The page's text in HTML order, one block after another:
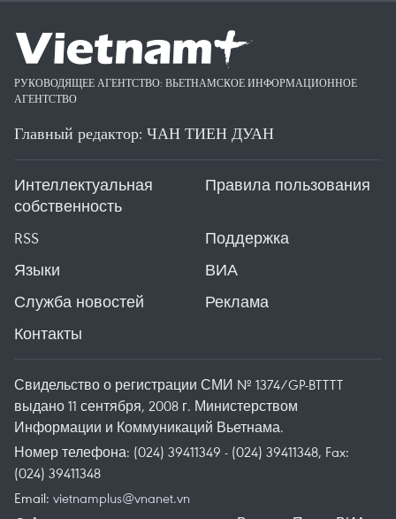
РУКОВОДЯЩЕЕ АГЕНТСТВО: ВЬЕТНАМСКОЕ ИНФОРМАЦИОННОЕ
АГЕНТСТВО
Главный редактор: ЧАН ТИЕН ДУАН
Интеллектуальная
собственность
Правила пользования
RSS
Поддержка
Языки
ВИА
Служба новостей
Реклама
Контакты
Свидельство о регистрации СМИ № 1374/GP-BTTTT
выдано 11 сентября, 2008 г. Министерством
Информации и Коммуникаций Вьетнама.
Номер телефона: (024) 39411349 - (024) 39411348, Fax:
(024) 39411348
Email: vietnamplus@vnanet.vn